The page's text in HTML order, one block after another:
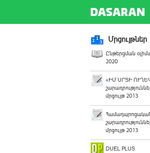
Մրցույթներ
Ընթերցման
2020
«ԻՄ ՍՐՏԻ
մրցույթ 2013
մրցույթ 2013
DUEL PLUS